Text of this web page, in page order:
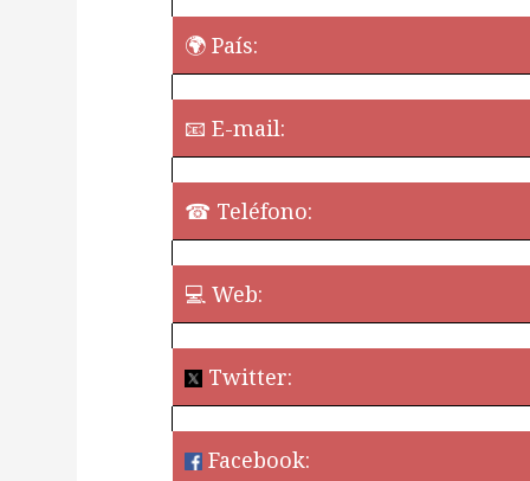
🌍 País:
📧 E-mail:
☎ Teléfono:
💻 Web:
Twitter:
Facebook: